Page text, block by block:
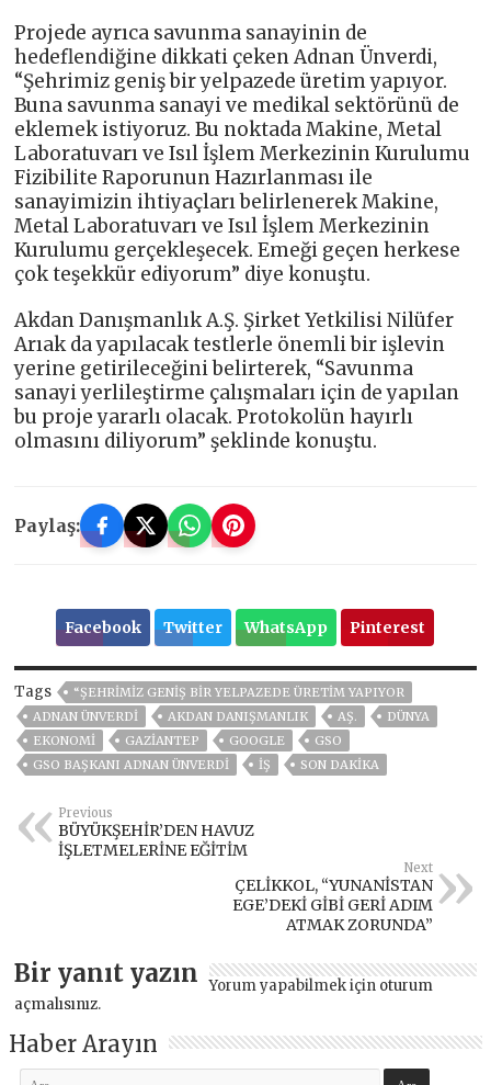
Projede ayrıca savunma sanayinin de
hedeflendiğine dikkati çeken Adnan Ünverdi,
“Şehrimiz geniş bir yelpazede üretim yapıyor.
Buna savunma sanayi ve medikal sektörünü de
eklemek istiyoruz. Bu noktada Makine, Metal
Laboratuvarı ve Isıl İşlem Merkezinin Kurulumu
Fizibilite Raporunun Hazırlanması ile
sanayimizin ihtiyaçları belirlenerek Makine,
Metal Laboratuvarı ve Isıl İşlem Merkezinin
Kurulumu gerçekleşecek. Emeği geçen herkese
çok teşekkür ediyorum” diye konuştu.
Akdan Danışmanlık A.Ş. Şirket Yetkilisi Nilüfer
Arıak da yapılacak testlerle önemli bir işlevin
yerine getirileceğini belirterek, “Savunma
sanayi yerlileştirme çalışmaları için de yapılan
bu proje yararlı olacak. Protokolün hayırlı
olmasını diliyorum” şeklinde konuştu.
Paylaş:
Facebook Twitter WhatsApp Pinterest
Tags
“ŞEHRIMIZ GENIŞ BIR YELPAZEDE ÜRETIM YAPIYOR
ADNAN ÜNVERDİ
AKDAN DANIŞMANLIK AŞ.
DÜNYA
EKONOMİ
GAZIANTEP GOOGLE
GSO
GSO BAŞKANI ADNAN ÜNVERDI
İŞ SON DAKIKA
Previous
BÜYÜKŞEHİR’DEN HAVUZ
İŞLETMELERİNE EĞİTİM
Next
ÇELİKKOL, “YUNANİSTAN
EGE’DEKİ GİBİ GERİ ADIM
ATMAK ZORUNDA”
Bir yanıt yazın Yorum yapabilmek için oturum
açmalısınız.
Haber Arayın